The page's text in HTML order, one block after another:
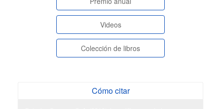
paginasespeciales
Videos
Colección de libros
Cómo citar